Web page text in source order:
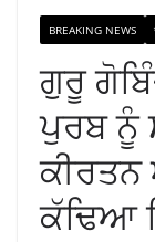
BREAKING NEWS
ਗੁਰੂ
ਪੁਰਬ ਨੂੰ
ਕੀਰਤਨ
ਕੱਢਿਆ